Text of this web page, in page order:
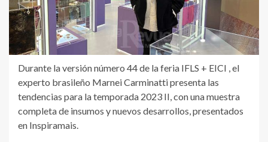
Durante la versión número 44 de la feria IFLS + EICI , el
experto brasileño Marnei Carminatti presenta las
tendencias para la temporada 2023 II, con una muestra
completa de insumos y nuevos desarrollos, presentados
en Inspiramais.